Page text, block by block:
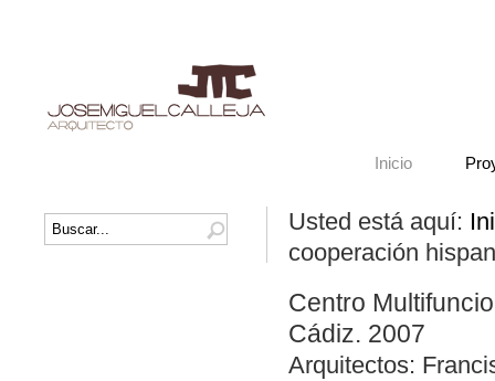
Inicio
Usted está aquí:
cooperación
Centro
Cádiz. 2007
Arquitectos: